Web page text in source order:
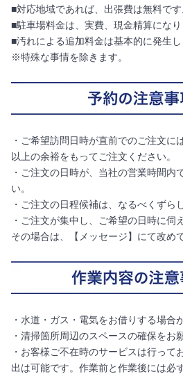
■対応地域であれば、出張費は無料です
■駐車場料金は、実費、現金精算になり
■汚れによる追加料金は基本的に発生し
※特殊な事情を除きます。
・ご希望訪問日時が直前でのご注文に
以上の余裕をもってご注文ください。
・ご注文の日時が、当社の営業時間内
い。
・ご注文の日程候補は、なるべくずら
・ご注文が集中し、ご希望の日時に伺
その場合は、【メッセージ】にて改め
・水道・ガス・電気をお借りする場合
・清掃箇所周辺のスペースの確保をお
・お客様ご不在時のサービスは行って
出は可能です。作業前と作業後には必